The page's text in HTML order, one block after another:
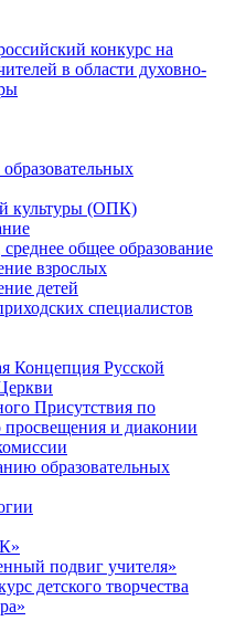
конкурс на
в области духовно-
культуры (ОПК)
общее образование
взрослых
детей
специалистов
Концепция Русской
Присутствия по
просвещения и диаконии
образовательных
подвиг учителя»
детского творчества